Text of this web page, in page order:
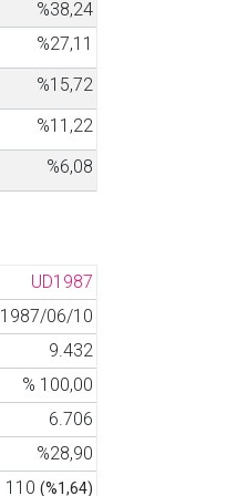
%38,24
%27,11
%15,72
%11,22
%6,08
UD1987
1987/06/10
9.432
% 100,00
6.706
%28,90
110 (%1,64)